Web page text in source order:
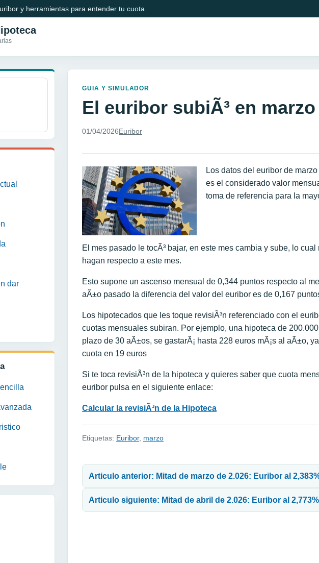
y herramientas para entender tu cuota.
dar
GUIA Y SIMULADOR
El euribor subiÃ³ en
01/04/2026Euribor
Los datos del euribor de
es el considerado valor
toma de referencia para la
El mes pasado le tocÃ³ bajar, en este mes cambia y sube, lo
hagan respecto a este mes.
Esto supone un ascenso mensual de 0,344 puntos respecto al
aÃ±o pasado la diferencia del valor del euribor es de 0,167
Los hipotecados que les toque revisiÃ³n referenciado con el
cuotas mensuales subiran. Por ejemplo, una hipoteca de
plazo de 30 aÃ±os, se gastarÃ¡ hasta 228 euros mÃ¡s al aÃ±o,
cuota en 19 euros
Si te toca revisiÃ³n de la hipoteca y quieres saber que cuota
euribor pulsa en el siguiente enlace:
Calcular la revisiÃ³n de la Hipoteca
Etiquetas: Euribor, marzo
Articulo anterior: Mitad de marzo de 2.026: Euribor al
Articulo siguiente: Mitad de abril de 2.026: Euribor al 2,773%